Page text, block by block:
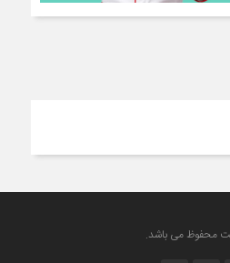
محفوظ می باشد.